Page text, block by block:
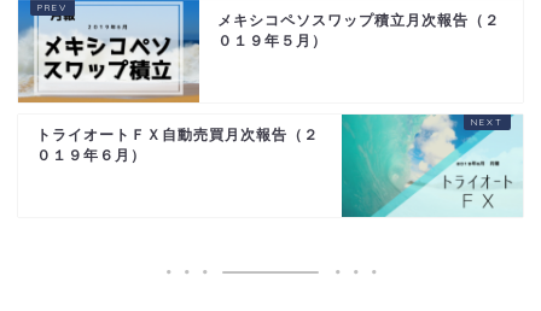
メキシコペソスワップ積立月次報告（２
０１９年５月）
トライオートＦＸ自動売買月次報告（２
０１９年６月）